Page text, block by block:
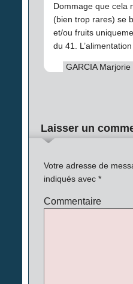
Dommage que cela
(bien trop rares) se
et/ou fruits
du 41.
GARCIA Marjorie
Laisser un
Votre adresse de
indiqués avec *
Commentaire